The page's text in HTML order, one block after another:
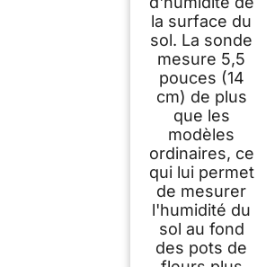
la surface du
sol. La sonde
mesure 5,5
pouces (14
cm) de plus
que les
modèles
ordinaires, ce
qui lui permet
de mesurer
l'humidité du
sol au fond
des pots de